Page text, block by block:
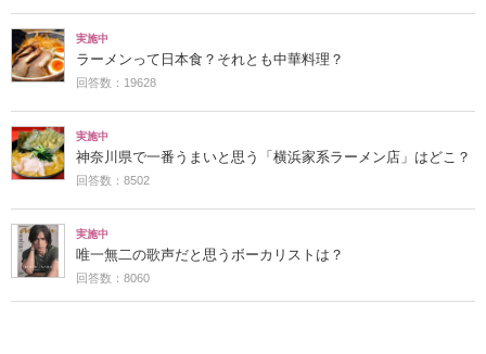
実施中
ラーメンって日本食？それとも中華料理？
回答数：19628
実施中
神奈川県で一番うまいと思う「横浜家系ラーメン店」はどこ？
回答数：8502
実施中
唯一無二の歌声だと思うボーカリストは？
回答数：8060